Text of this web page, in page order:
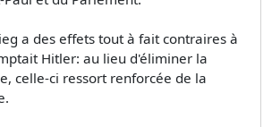
a des effets tout à fait contraires à
Hitler: au lieu d'éliminer la
celle-ci ressort renforcée de la